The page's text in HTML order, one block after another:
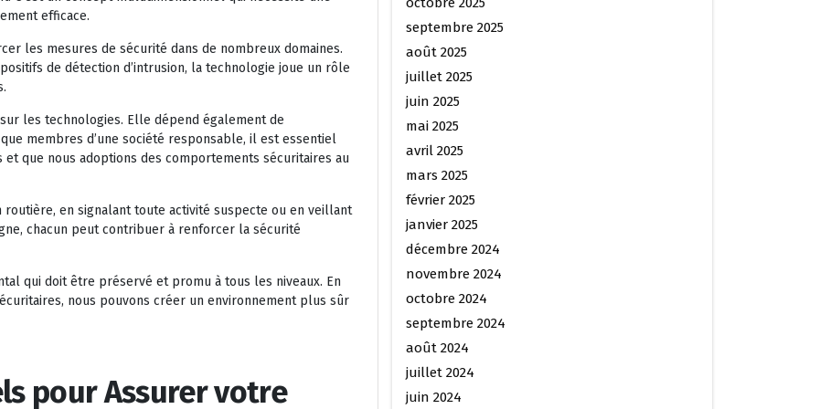
efficace.
les mesures de sécurité dans de nombreux domaines.
de détection d’intrusion, la technologie joue un rôle
les technologies. Elle dépend également de
membres d’une société responsable, il est essentiel
que nous adoptions des comportements sécuritaires au
en signalant toute activité suspecte ou en veillant
chacun peut contribuer à renforcer la sécurité
qui doit être préservé et promu à tous les niveaux. En
nous pouvons créer un environnement plus sûr
pour Assurer votre
septembre 2025
août 2025
juillet 2025
juin 2025
mai 2025
avril 2025
mars 2025
février 2025
janvier 2025
décembre 2024
novembre 2024
octobre 2024
septembre 2024
août 2024
juillet 2024
juin 2024